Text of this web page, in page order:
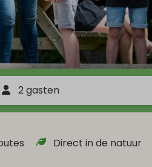
2 gasten
Direct in de natuur